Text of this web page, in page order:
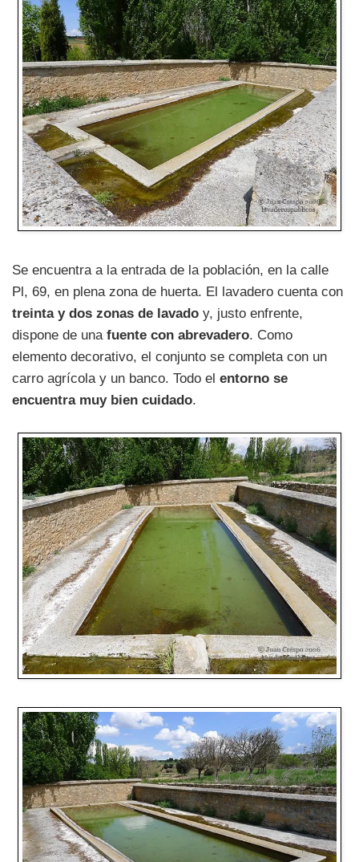
Se encuentra a la entrada de la población, en la calle
Pl, 69, en plena zona de huerta. El lavadero cuenta con
treinta y dos zonas de lavado y, justo enfrente,
dispone de una fuente con abrevadero. Como
elemento decorativo, el conjunto se completa con un
carro agrícola y un banco. Todo el entorno se
encuentra muy bien cuidado.